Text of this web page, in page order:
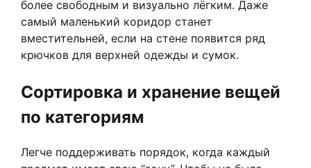
более свободным и визуально лёгким. Даже
самый маленький коридор станет
вместительней, если на стене появится ряд
крючков для верхней одежды и сумок.
Сортировка и хранение вещей
по категориям
Легче поддерживать порядок, когда каждый